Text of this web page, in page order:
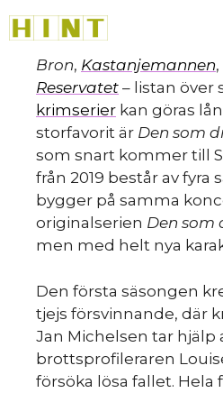
till
innehåll
Bron, Kastanjemannen,
Reservatet – listan över
krimserier kan göras
storfavorit är Den som
som snart kommer till
från 2019 består av fyra
bygger på samma
originalserien Den som
men med helt nya
Den första säsongen
tjejs försvinnande, där
Jan Michelsen tar hjälp
brottsprofileraren
försöka lösa fallet. Hela